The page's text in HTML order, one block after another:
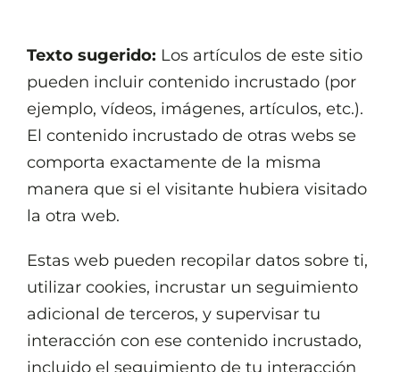
Texto sugerido: Los artículos de este sitio
pueden incluir contenido incrustado (por
ejemplo, vídeos, imágenes, artículos, etc.).
El contenido incrustado de otras webs se
comporta exactamente de la misma
manera que si el visitante hubiera visitado
la otra web.
Estas web pueden recopilar datos sobre ti,
utilizar cookies, incrustar un seguimiento
adicional de terceros, y supervisar tu
interacción con ese contenido incrustado,
incluido el seguimiento de tu interacción